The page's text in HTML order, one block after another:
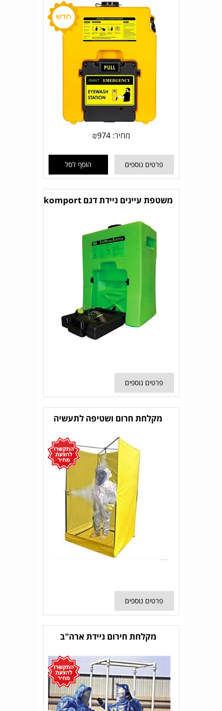
מחיר: ₪974
פרטים נוספים הוסף לסל
משטפת עיינים ניידת דגם komport
פרטים נוספים
מקלחת חרום ושטיפה לתעשיה
פרטים נוספים
מקלחת חירום ניידת ארה"ב